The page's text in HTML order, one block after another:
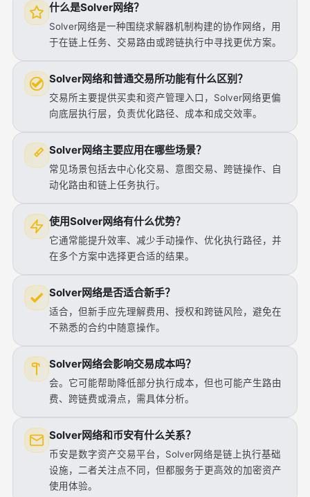
什么是Solver网络？
Solver网络是一种围绕求解器机制构建的协作网络，用
于在链上任务、交易路由或跨链执行中寻找更优方案。
Solver网络和普通交易所功能有什么区别？
交易所主要提供买卖和资产管理入口，Solver网络更偏
向底层执行层，负责优化路径、成本和成交效率。
Solver网络主要应用在哪些场景？
常见场景包括去中心化交易、意图交易、跨链操作、自
动化路由和链上任务执行。
使用Solver网络有什么优势？
它通常能提升效率、减少手动操作、优化执行路径，并
在多个方案中选择更合适的结果。
Solver网络是否适合新手？
适合，但新手应先理解费用、授权和跨链风险，避免在
不熟悉的合约中随意操作。
Solver网络会影响交易成本吗？
会。它可能帮助降低部分执行成本，但也可能产生路由
费、跨链费或滑点，需具体分析。
Solver网络和币安有什么关系？
币安是数字资产交易平台，Solver网络是链上执行基础
设施，二者关注点不同，但都服务于更高效的加密资产
使用体验。